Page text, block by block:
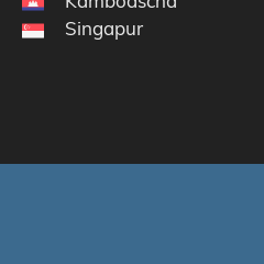
Indischen Ozean
Singapur